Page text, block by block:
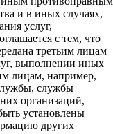
и в иных случаях,
услуг,
с тем, что
третьим лицам
выполнении иных
лицам, например,
службы
организаций,
установлены
других